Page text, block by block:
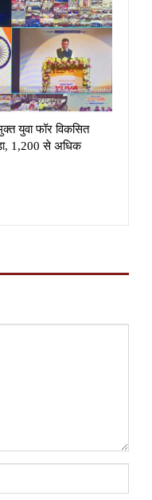
युवा फॉर विकसित
1,200 से अधिक